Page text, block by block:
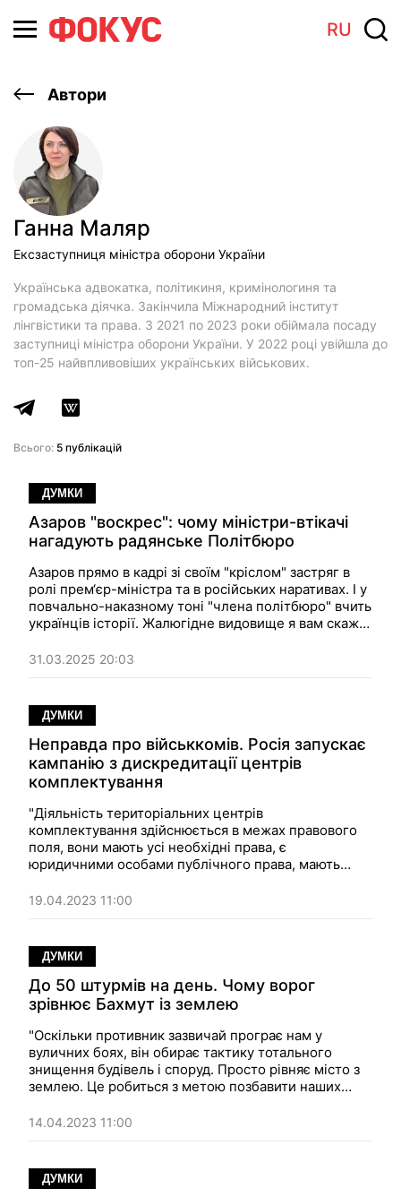
RU
Автори
Ганна Маляр
Ексзаступниця міністра оборони України
Українська адвокатка, політикиня, кримінологиня та
громадська діячка. Закінчила Міжнародний інститут
лінгвістики та права. З 2021 по 2023 роки обіймала посаду
заступниці міністра оборони України. У 2022 році увійшла до
топ-25 найвпливовіших українських військових.
Всього: 5 публікацій
ДУМКИ
Азаров "воскрес": чому міністри-втікачі
нагадують радянське Політбюро
Азаров прямо в кадрі зі своїм "кріслом" застряг в
ролі прем‘єр-міністра та в російських наративах. І у
повчально-наказному тоні "члена політбюро" вчить
українців історії. Жалюгідне видовище я вам скажу.
31.03.2025 20:03
ДУМКИ
Неправда про військкомів. Росія запускає
кампанію з дискредитації центрів
комплектування
"Діяльність територіальних центрів
комплектування здійснюється в межах правового
поля, вони мають усі необхідні права, є
юридичними особами публічного права, мають
органах Казначейства". Думка
19.04.2023 11:00
ДУМКИ
До 50 штурмів на день. Чому ворог
зрівнює Бахмут із землею
"Оскільки противник зазвичай програє нам у
вуличних боях, він обирає тактику тотального
знищення будівель і споруд. Просто рівняє місто з
землею. Це робиться з метою позбавити наших
Думка.
14.04.2023 11:00
ДУМКИ